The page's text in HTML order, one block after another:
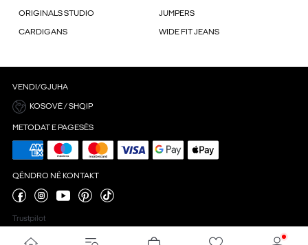
ORIGINALS STUDIO JUMPERS
CARDIGANS WIDE FIT JEANS
VENDI/GJUHA
KOSOVË / SHQIP
METODAT E PAGESËS
QËNDRO NË KONTAKT
Trustpilot